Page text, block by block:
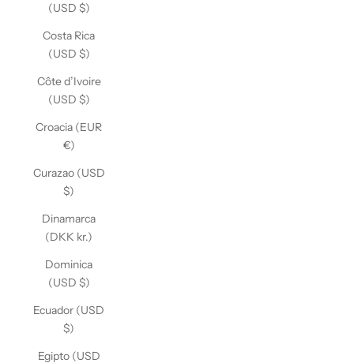
(USD $)
Costa Rica
(USD $)
Côte d’Ivoire
(USD $)
Croacia (EUR
€)
Curazao (USD
$)
Dinamarca
(DKK kr.)
Dominica
(USD $)
Ecuador (USD
$)
Egipto (USD